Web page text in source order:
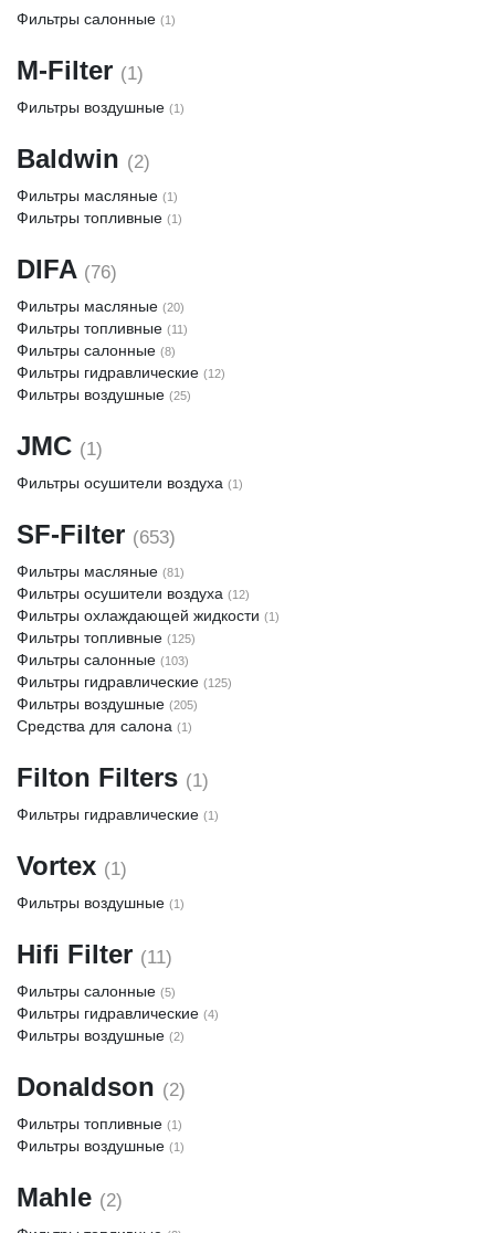
Фильтры салонные (1)
M-Filter (1)
Фильтры воздушные (1)
Baldwin (2)
Фильтры масляные (1)
Фильтры топливные (1)
DIFA (76)
Фильтры масляные (20)
Фильтры топливные (11)
Фильтры салонные (8)
Фильтры гидравлические (12)
Фильтры воздушные (25)
JMC (1)
Фильтры осушители воздуха (1)
SF-Filter (653)
Фильтры масляные (81)
Фильтры осушители воздуха (12)
Фильтры охлаждающей жидкости (1)
Фильтры топливные (125)
Фильтры салонные (103)
Фильтры гидравлические (125)
Фильтры воздушные (205)
Средства для салона (1)
Filton Filters (1)
Фильтры гидравлические (1)
Vortex (1)
Фильтры воздушные (1)
Hifi Filter (11)
Фильтры салонные (5)
Фильтры гидравлические (4)
Фильтры воздушные (2)
Donaldson (2)
Фильтры топливные (1)
Фильтры воздушные (1)
Mahle (2)